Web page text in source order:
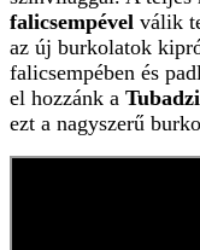
falicsempével válik
az új burkolatok
falicsempében és
el hozzánk a
ezt a nagyszerű